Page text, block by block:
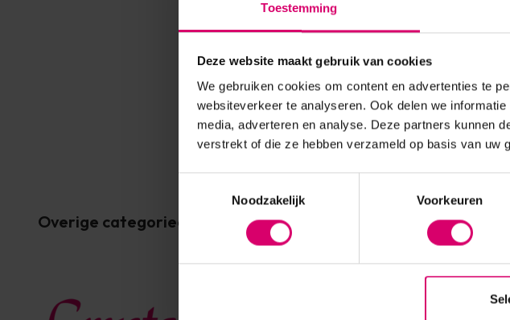
Toestemming
Deze website maakt gebruik van cookies
We gebruiken cookies om content en advertenties te
websiteverkeer te analyseren. Ook delen we
media, adverteren en analyse. Deze partners kunnen
verstrekt of die ze hebben verzameld op basis van uw
Noodzakelijk
Voorkeuren
Lashextend Natural Lash D-
Krul Dikte 0,20
Op voorraad
20,85
excl. btw
Overige categorieën in MERKEN